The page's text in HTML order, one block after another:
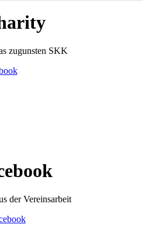
zugunsten SKK
der Vereinsarbeit